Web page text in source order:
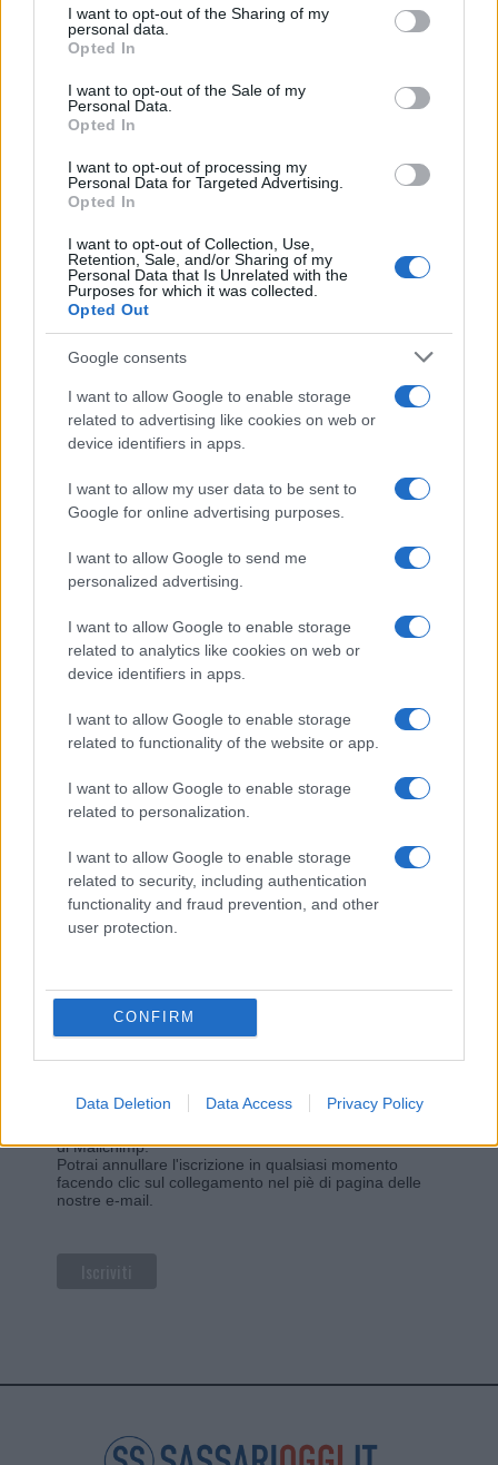
not limited to your visit or usage behaviour. You may click to
grant or deny consent to Google and its third-party tags to
use your data for below specified purposes in below Google
consent section.
I want to opt-out of the Sharing of my
personal data.
Opted In
I want to opt-out of the Sale of my
Personal Data.
Opted In
I want to opt-out of processing my
Personal Data for Targeted Advertising.
Opted In
I want to opt-out of Collection, Use,
Retention, Sale, and/or Sharing of my
Personal Data that Is Unrelated with the
Purposes for which it was collected.
Opted Out
Google consents
I want to allow Google to enable storage
related to advertising like cookies on web or
device identifiers in apps.
I want to allow my user data to be sent to
Google for online advertising purposes.
I want to allow Google to send me
personalized advertising.
I want to allow Google to enable storage
related to analytics like cookies on web or
device identifiers in apps.
I want to allow Google to enable storage
related to functionality of the website or app.
I want to allow Google to enable storage
related to personalization.
I want to allow Google to enable storage
related to security, including authentication
functionality and fraud prevention, and other
user protection.
CONFIRM
Data Deletion Data Access Privacy Policy
Paolo Pinna
Martina Agostina Diturco
I nostri cari
I nostri cari
I nostri cari
Giovannimaria Cabras
Iscriviti alla newsletter di Gallura Oggi e ricevi le nostre
email periodiche contenenti le ultime notizie pubblicate
sul sito web!
marketing. Iscrivendoti alla newsletter accetti che le
tue informazioni siano trasferite a Mailchimp per
di Mailchimp.
Potrai annullare l'iscrizione in qualsiasi momento
facendo clic sul collegamento nel piè di pagina delle
nostre e-mail.